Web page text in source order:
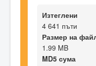
Изтеглени
4 641 пъти
Размер на
1.99 MB
MD5 сума